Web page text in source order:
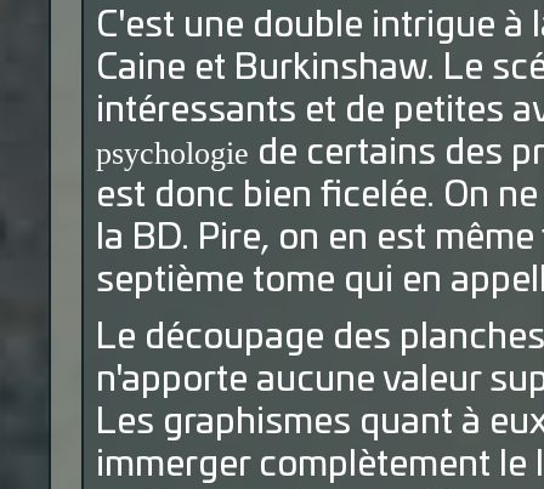
C'est une double intrigue à
Caine et Burkinshaw. Le
intéressants et de petites
psychologie de certains des
est donc bien ficelée. On
la BD. Pire, on en est
septième tome qui en
Le découpage des
n'apporte aucune valeur
Les graphismes quant à
immerger complètement le